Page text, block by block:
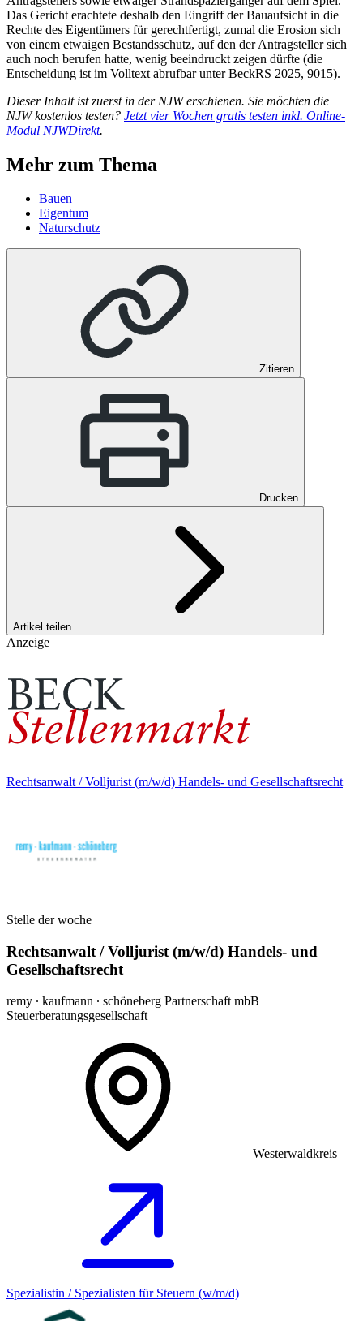
Das Gericht erachtete deshalb den Eingriff der Bauaufsicht in die
Rechte des Eigentümers für gerechtfertigt, zumal die Erosion sich
von einem etwaigen Bestandsschutz, auf den der Antragsteller sich
auch noch berufen hatte, wenig beeindruckt zeigen dürfte (die
Entscheidung ist im Volltext abrufbar unter BeckRS 2025, 9015).
Dieser Inhalt ist zuerst in der NJW erschienen. Sie möchten die
NJW kostenlos testen? Jetzt vier Wochen gratis testen inkl. Online-
Modul NJWDirekt.
Mehr zum Thema
Bauen
Eigentum
Naturschutz
Zitieren
Drucken
Artikel teilen
Anzeige
Rechtsanwalt / Volljurist (m/w/d) Handels- und Gesellschaftsrecht
Stelle der woche
Rechtsanwalt / Volljurist (m/w/d) Handels- und
Gesellschaftsrecht
remy ∙ kaufmann ∙ schöneberg Partnerschaft mbB
Steuerberatungsgesellschaft
Westerwaldkreis
Spezialistin / Spezialisten für Steuern (w/m/d)